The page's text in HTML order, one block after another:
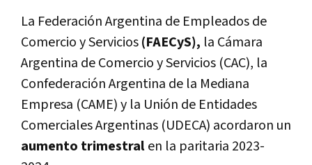
La Federación Argentina de Empleados de
Comercio y Servicios(FAECyS), la Cámara
Argentina de Comercio y Servicios (CAC), la
Confederación Argentina de la Mediana
Empresa (CAME) y la Unión de Entidades
Comerciales Argentinas (UDECA) acordaron un
aumento trimestralen la paritaria 2023-